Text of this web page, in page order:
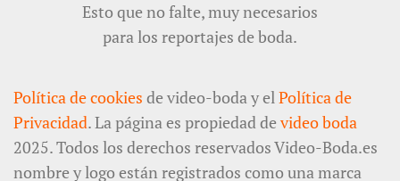
Esto que no falte, muy necesarios
para los reportajes de boda.
Política de cookies de video-boda y elPolítica de
Privacidad. La página es propiedad de video boda
2025. Todos los derechos reservados Video-Boda.es
nombre y logo están registrados como una marca